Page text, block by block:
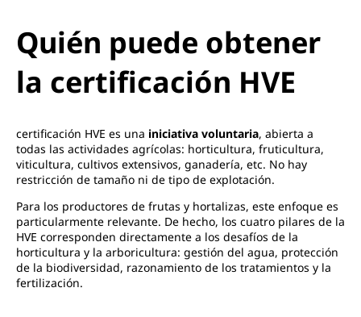
Quién puede obtener
la certificación HVE
certificación HVE es una iniciativa voluntaria, abierta a
todas las actividades agrícolas: horticultura, fruticultura,
viticultura, cultivos extensivos, ganadería, etc. No hay
restricción de tamaño ni de tipo de explotación.
Para los productores de frutas y hortalizas, este enfoque es
particularmente relevante. De hecho, los cuatro pilares de la
HVE corresponden directamente a los desafíos de la
horticultura y la arboricultura: gestión del agua, protección
de la biodiversidad, razonamiento de los tratamientos y la
fertilización.